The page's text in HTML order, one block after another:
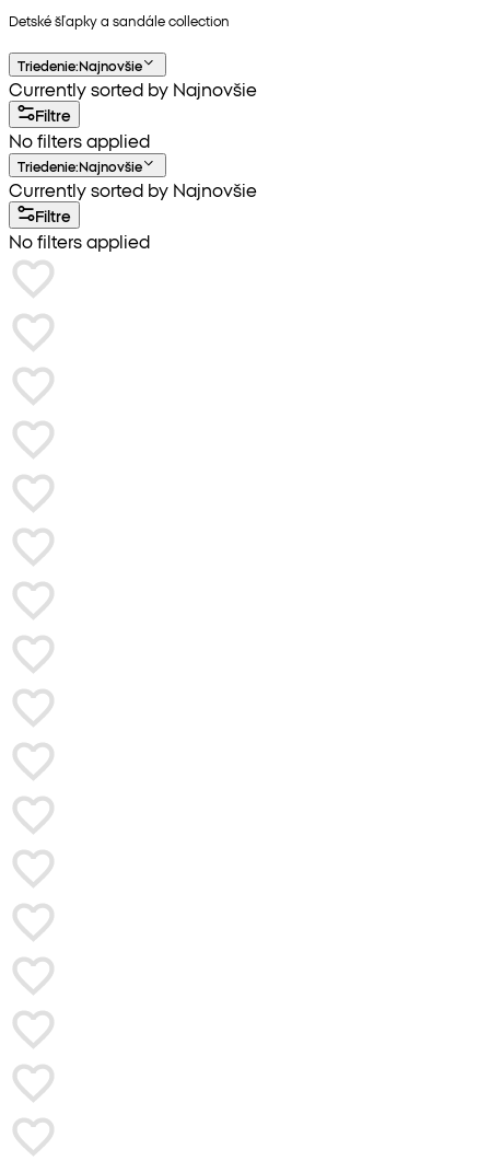
Detské šľapky a sandálecollection
Triedenie:Najnovšie
Currently sorted by Najnovšie
Filtre
No filters applied
Triedenie:Najnovšie
Currently sorted by Najnovšie
Filtre
No filters applied